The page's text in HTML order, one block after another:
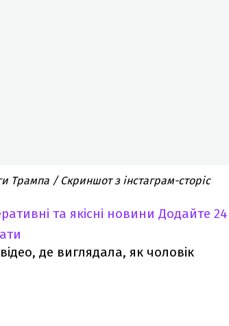
Трампа / Скриншот з інстаграм-сторіс
та якісні новини Додайте 24
де виглядала, як чоловік